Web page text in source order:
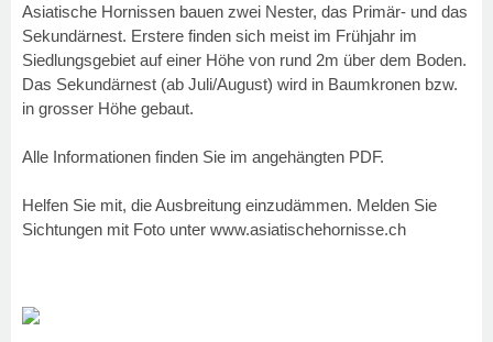
Asiatische Hornissen bauen zwei Nester, das Primär- und das
Sekundärnest. Erstere finden sich meist im Frühjahr im
Siedlungsgebiet auf einer Höhe von rund 2m über dem Boden.
Das Sekundärnest (ab Juli/August) wird in Baumkronen bzw.
in grosser Höhe gebaut.
Alle Informationen finden Sie im angehängten PDF.
Helfen Sie mit, die Ausbreitung einzudämmen. Melden Sie
Sichtungen mit Foto unter www.asiatischehornisse.ch